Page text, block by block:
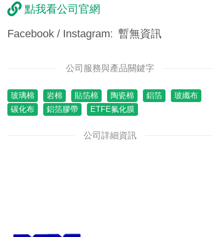
點我看公司官網
Facebook / Instagram
暫無資訊
公司服務與產品關鍵字
玻璃棉 岩棉 貼箔棉 陶瓷棉 鋁箔
玻纖布
碳化布
鋁箔膠帶 ETFE氟化膜
公司詳細資訊